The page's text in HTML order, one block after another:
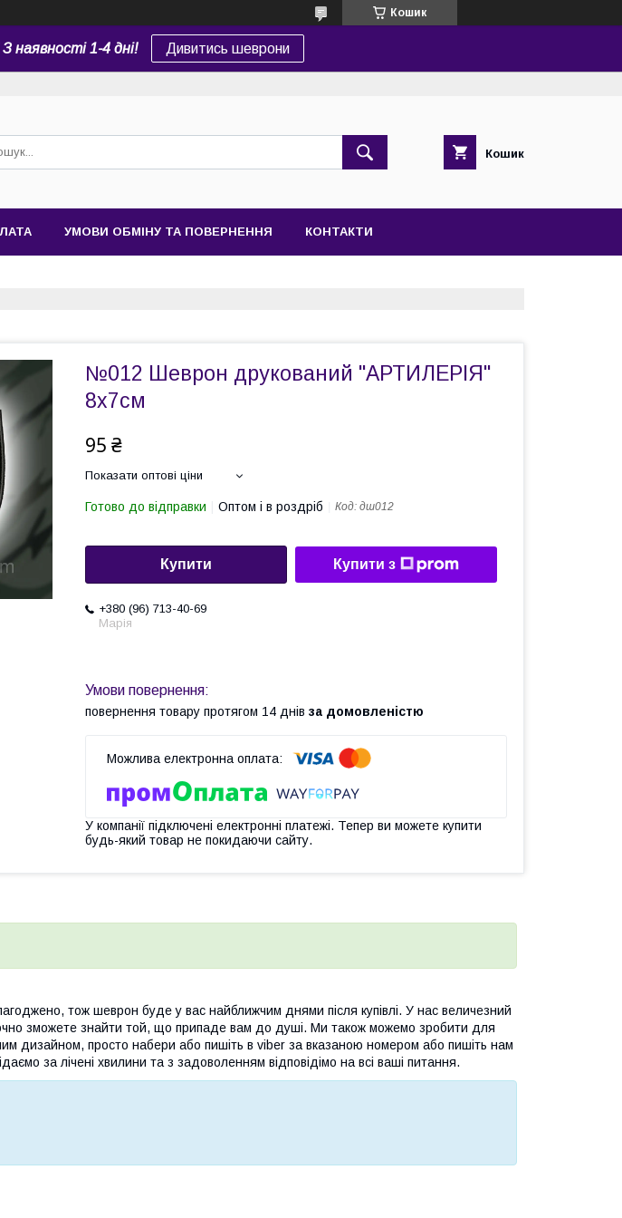
Кошик
наявності 1-4 дні! Дивитись шеврони
Кошик
УМОВИ ОБМІНУ ТА ПОВЕРНЕННЯ КОНТАКТИ
№012 Шеврон друкований "АРТИЛЕРІЯ"
8х7см
95 ₴
Показати оптові ціни
Готово до відправки Оптом і в роздріб Код: дш012
Купити Купити з
+380 (96) 713-40-69
Марія
повернення товару протягом 14 днів за домовленістю
У компанії підключені електронні платежі. Тепер ви можете купити
будь-який товар не покидаючи сайту.
тож шеврон буде у вас найближчим днями після купівлі. У нас величезний
зможете знайти той, що припаде вам до душі. Ми також можемо зробити для
дизайном, просто набери або пишіть в viber за вказаною номером або пишіть нам
за лічені хвилини та з задоволенням відповідімо на всі ваші питання.